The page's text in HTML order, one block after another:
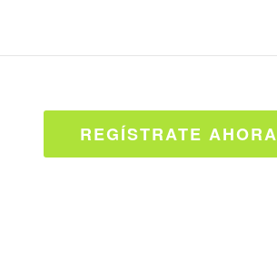
REGÍSTRATE AHORA